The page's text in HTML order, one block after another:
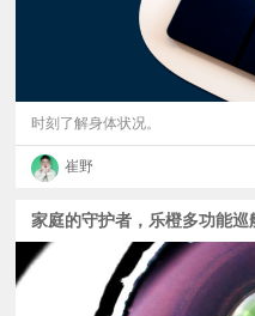
时刻了解身体状况。
崔野
家庭的守护者，乐橙多功能巡